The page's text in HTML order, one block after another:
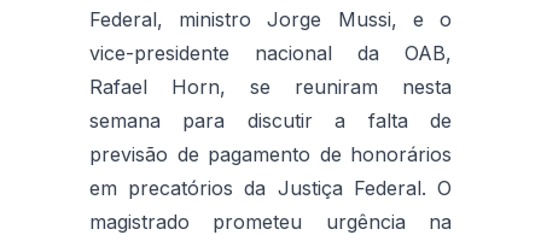
Federal, ministro Jorge Mussi, e o
vice-presidente nacional da OAB,
Rafael Horn, se reuniram nesta
semana para discutir a falta de
previsão de pagamento de honorários
em precatórios da Justiça Federal. O
magistrado prometeu urgência na